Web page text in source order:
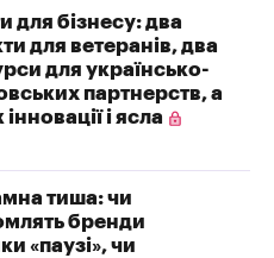
для бізнесу: два
для ветеранів, два
для українсько-
партнерств, а
і ясла
тиша: чи
бренди
«паузі», чи